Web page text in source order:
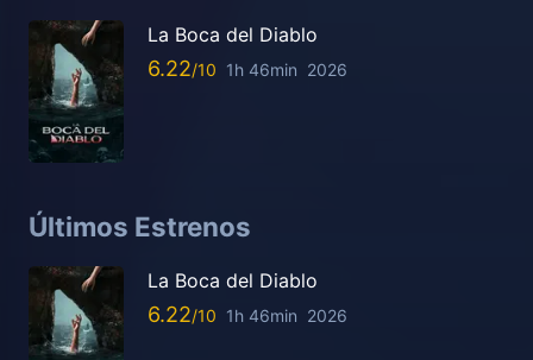
La Boca del Diablo
6.22 1h 46min 2026
Últimos Estrenos
La Boca del Diablo
6.22 1h 46min 2026